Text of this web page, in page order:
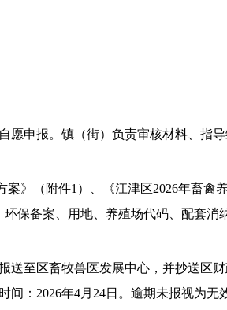
愿申报。镇（街）负责审核材料、指
案》 （附件1 ） 《江津区2026年畜禽
环保备案、用地、养殖场代码、配套消
送至区畜牧兽医发展中心，并抄送区
时间： 2026年4月 24日。逾期未报视为无